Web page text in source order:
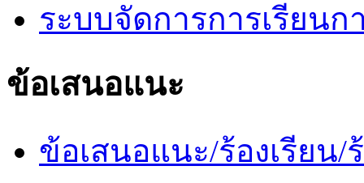
ระบบจัดการการเรียน
ข้อเสนอแนะ
ข้อเสนอแนะ/ร้องเรียน/